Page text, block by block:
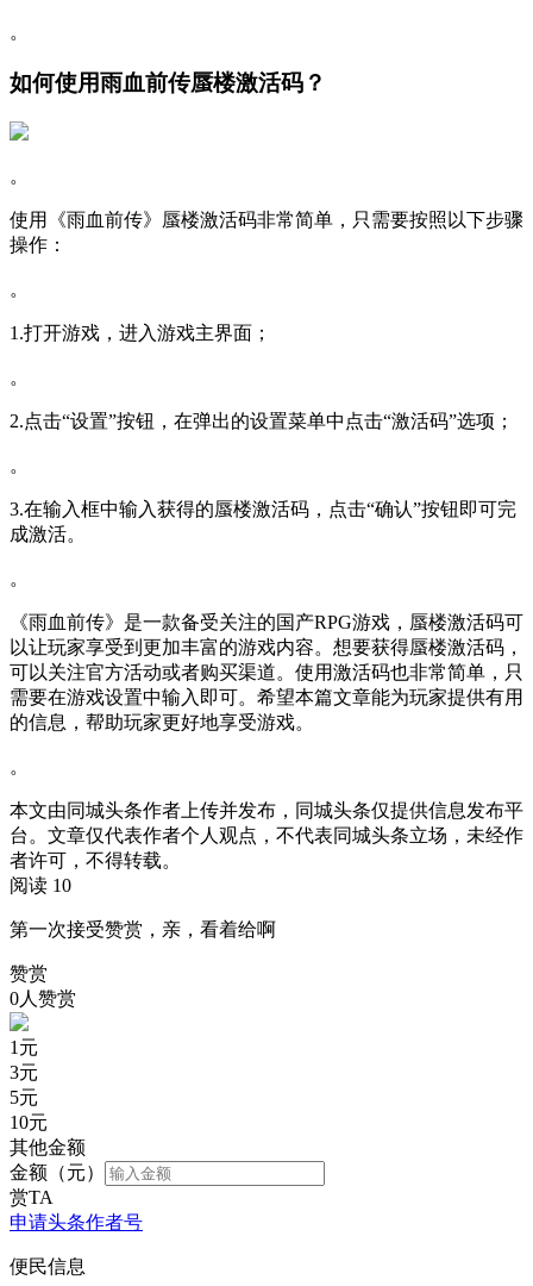
。
如何使用雨血前传蜃楼激活码？
。
使用《雨血前传》蜃楼激活码非常简单，只需要按照以下步骤
操作：
。
1.打开游戏，进入游戏主界面；
。
2.点击“设置”按钮，在弹出的设置菜单中点击“激活码”选项；
。
3.在输入框中输入获得的蜃楼激活码，点击“确认”按钮即可完
成激活。
。
《雨血前传》是一款备受关注的国产RPG游戏，蜃楼激活码可
以让玩家享受到更加丰富的游戏内容。想要获得蜃楼激活码，
可以关注官方活动或者购买渠道。使用激活码也非常简单，只
需要在游戏设置中输入即可。希望本篇文章能为玩家提供有用
的信息，帮助玩家更好地享受游戏。
。
本文由同城头条作者上传并发布，同城头条仅提供信息发布平
台。文章仅代表作者个人观点，不代表同城头条立场，未经作
者许可，不得转载。
阅读 10
第一次接受赞赏，亲，看着给啊
赞赏
0人赞赏
1 元
3元
5元
10元
其他金额
金额（元）
赏TA
申请头条作者号
便民信息